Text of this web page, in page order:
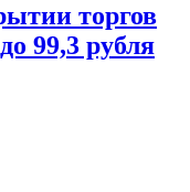
торгов
99,3 рубля